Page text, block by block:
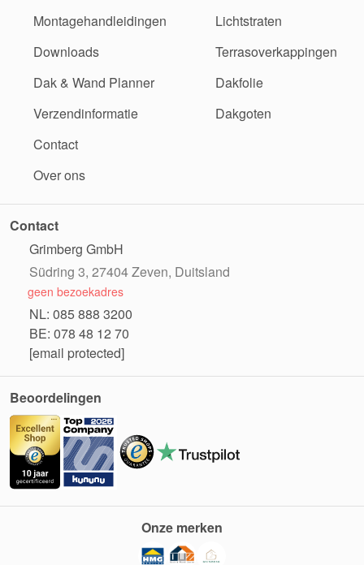
Montagehandleidingen
Downloads
Dak & Wand Planner
Verzendinformatie
Contact
Over ons
Lichtstraten
Terrasoverkappingen
Dakfolie
Dakgoten
Contact
Grimberg GmbH
Südring 3, 27404 Zeven, Duitsland
geen bezoekadres
NL: 085 888 3200
BE: 078 48 12 70
[email protected]
Beoordelingen
Onze merken